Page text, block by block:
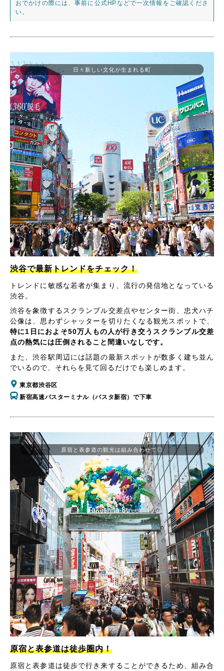
おでかけの際には、事前に公式HPなどで一次情報をご確認くださ
い。
日々新しい文化が生まれる町
渋谷で最新トレンドをチェック！
トレンドに敏感な若者が集まり、流行の発信地となっている
渋谷。
渋谷を象徴するスクランブル交差点やセンター街、忠犬ハチ
公像は、思わずシャッターを切りたくなる観光スポットで、
特に1日におよそ50万人もの人が行き交うスクランブル交差
点の熱気には圧倒されること間違いなしです。
また、渋谷駅周辺には話題の最新スポットが数多く建ち並ん
でいるので、それらを見て回るだけでも楽しめます。
東京都渋谷区
新宿高速バスターミナル（バスタ新宿）で下車
原宿と表参道は徒歩圏内！
原宿と表参道は徒歩で行き来することができるため、組み合
原宿と表参道の観光は組み合わせて◎